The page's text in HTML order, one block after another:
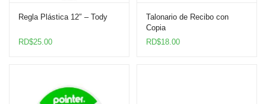
Regla Plástica 12″ – Tody
RD$25.00
Talonario de Recibo con
Copia
RD$18.00